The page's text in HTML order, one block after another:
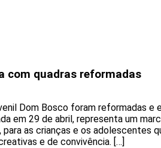
com quadras reformadas
Dom Bosco foram reformadas e
em 29 de abril, representa um
as crianças e os adolescentes
e de convivência. […]